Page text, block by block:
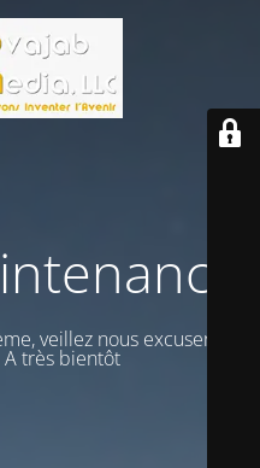
veillez nous excuser vour
très bientôt